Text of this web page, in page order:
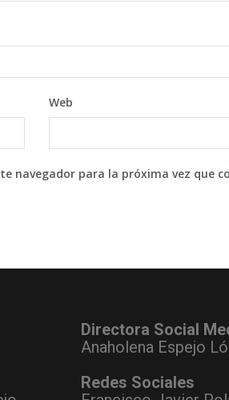
Web
navegador para la próxima vez que
Directora Social
Anaholena Espejo
Redes Sociales